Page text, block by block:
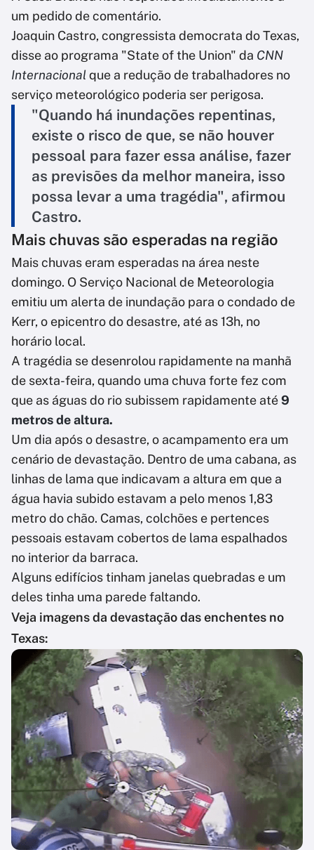
um pedido de comentário.
Joaquin Castro, congressista democrata do Texas,
disse ao programa "State of the Union" da CNN
Internacionalque a redução de trabalhadores no
serviço meteorológico poderia ser perigosa.
"Quando há inundações repentinas,
existe o risco de que, se não houver
pessoal para fazer essa análise, fazer
as previsões da melhor maneira, isso
possa levar a uma tragédia", afirmou
Castro.
Mais chuvas são esperadas na região
Mais chuvas eram esperadas na área neste
domingo. O Serviço Nacional de Meteorologia
emitiu um alerta de inundação para o condado de
Kerr, o epicentro do desastre, até as 13h, no
horário local.
A tragédia se desenrolou rapidamente na manhã
de sexta-feira, quando uma chuva forte fez com
que as águas do rio subissem rapidamente até9
metros de altura.
Um dia após o desastre, o acampamento era um
cenário de devastação. Dentro de uma cabana, as
linhas de lama que indicavam a altura em que a
água havia subido estavam a pelo menos 1,83
metro do chão. Camas, colchões e pertences
pessoais estavam cobertos de lama espalhados
no interior da barraca.
Alguns edifícios tinham janelas quebradas e um
deles tinha uma parede faltando.
Veja imagens da devastação das enchentes no
Texas: